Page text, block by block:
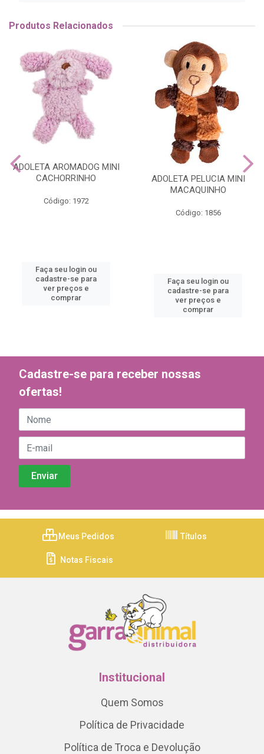
Produtos Relacionados
ADOLETA AROMADOG MINI
CACHORRINHO
Código: 1972
Faça seu login ou
cadastre-se para
ver preços e
comprar
ADOLETA PELUCIA MINI
MACAQUINHO
Código: 1856
Faça seu login ou
cadastre-se para
ver preços e
comprar
Cadastre-se para receber nossas
ofertas!
Meus Pedidos Títulos
Notas Fiscais
Institucional
Quem Somos
Política de Privacidade
Política de Troca e Devolução